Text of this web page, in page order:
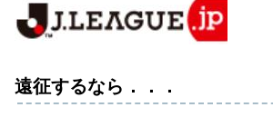
遠征するなら．．．